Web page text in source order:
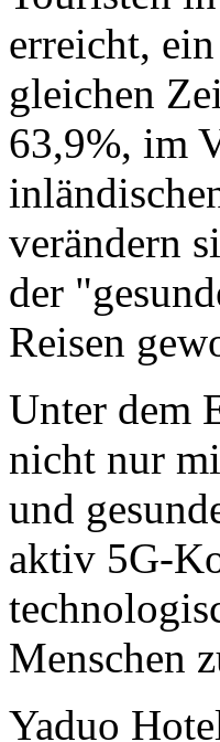
erreicht,
gleichen
63,9%, im
verändern
der
Reisen
Unter dem
nicht nur
und
aktiv 5G-
Menschen
Yaduo